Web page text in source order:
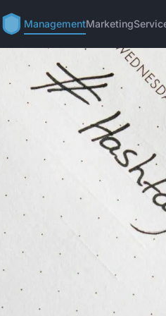
ManagementMarketing